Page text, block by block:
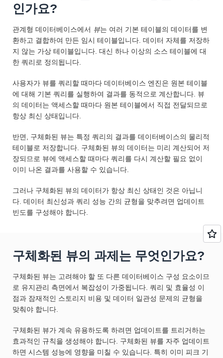
인가요?
관계형 데이터베이스에서 뷰는 여러 기본 테이블의 데이터를 변
환하고 결합하여 만든 임시 테이블입니다. 데이터 자체를 저장하
지 않는 가상 테이블입니다. 대신 하나 이상의 소스 테이블에 대
한 쿼리로 정의됩니다.
사용자가 뷰를 쿼리할 때마다 데이터베이스 엔진은 원본 테이블
에 대해 기본 쿼리를 실행하여 결과를 동적으로 계산합니다. 뷰
의 데이터는 액세스할 때마다 원본 테이블에서 직접 전달되므로
항상 최신 상태입니다.
반면, 구체화된 뷰는 특정 쿼리의 결과를 데이터베이스의 물리적
테이블로 저장합니다. 구체화된 뷰의 데이터는 미리 계산되어 저
장되므로 뷰에 액세스할 때마다 쿼리를 다시 계산할 필요 없이
이미 나온 결과를 사용할 수 있습니다.
그러나 구체화된 뷰의 데이터가 항상 최신 상태인 것은 아닙니
다. 데이터 최신성과 쿼리 성능 간의 균형을 맞추려면 업데이트
빈도를 구성해야 합니다.
구체화된 뷰의 과제는 무엇인가요?
구체화된 뷰는 고려해야 할 또 다른 데이터베이스 구성 요소이므
로 유지관리 측면에서 복잡성이 가중됩니다. 쿼리 및 효율성 이
점과 잠재적인 스토리지 비용 및 데이터 일관성 문제의 균형을
맞춰야 합니다.
구체화된 뷰가 계속 유용하도록 하려면 업데이트를 트리거하는
효과적인 규칙을 생성해야 합니다. 구체화된 뷰를 자주 업데이트
하면 시스템 성능에 영향을 미칠 수 있습니다. 특히 이미 피크 기